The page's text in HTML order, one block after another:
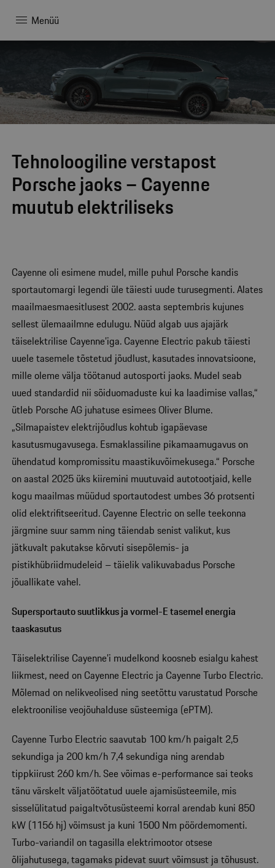
Menüü
Tehnoloogiline verstapost
Porsche jaoks – Cayenne
muutub elektriliseks
Cayenne oli esimene mudel, mille puhul Porsche kandis
sportautomargi legendi üle täiesti uude turusegmenti. Alates
maailmaesmaesitlusest 2002. aasta septembris kujunes
sellest ülemaailmne edulugu. Nüüd algab uus ajajärk
täiselektrilise Cayenne’iga. Cayenne Electric pakub täiesti
uuele tasemele tõstetud jõudlust, kasutades innovatsioone,
mille oleme välja töötanud autosporti jaoks. Mudel seab
uued standardid nii sõiduomaduste kui ka laadimise vallas,“
ütleb Porsche AG juhatuse esimees Oliver Blume.
„Silmapaistev elektrijõudlus kohtub igapäevase
kasutusmugavusega. Esmaklassiline pikamaamugavus on
ühendatud kompromissitu maastikuvõimekusega.“ Porsche
on aastal 2025 üks kiiremini muutuvaid autotootjaid, kelle
kogu maailmas müüdud sportautodest umbes 36 protsenti
olid elektrifitseeritud. Cayenne Electric on selle teekonna
järgmine suur samm ning täiendab senist valikut, kus
jätkuvalt pakutakse kõrvuti sisepõlemis- ja
pistikhübriidmudeleid – täielik valikuvabadus Porsche
jõuallikate vahel.
Supersportauto suutlikkus ja vormel-E tasemel energia
taaskasutus
Täiselektrilise Cayenne’i mudelkond koosneb esialgu kahest
liikmest, need on Cayenne Electric ja Cayenne Turbo Electric.
Mõlemad on nelikveolised ning seetõttu varustatud Porsche
elektroonilise veojõuhalduse süsteemiga (ePTM).
Cayenne Turbo Electric saavutab 100 km/h paigalt 2,5
sekundiga ja 200 km/h 7,4 sekundiga ning arendab
tippkiirust 260 km/h. See võimas e-performance sai teoks
tänu värskelt väljatöötatud uuele ajamisüsteemile, mis
sisselülitatud paigaltvõtusüsteemi korral arendab kuni 850
kW (1156 hj) võimsust ja kuni 1500 Nm pöördemomenti.
Turbo-variandil on tagasilla elektrimootor otsese
õlijahutusega, tagamaks pidevat suurt võimsust ja tõhusust.